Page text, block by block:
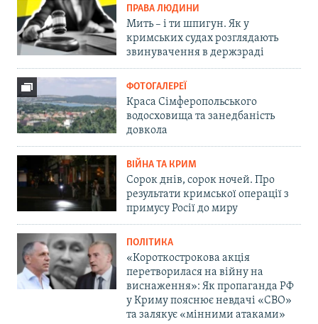
ПРАВА ЛЮДИНИ
Мить – і ти шпигун. Як у
кримських судах розглядають
звинувачення в держзраді
ФОТОГАЛЕРЕЇ
Краса Сімферопольського
водосховища та занедбаність
довкола
ВІЙНА ТА КРИМ
Сорок днів, сорок ночей. Про
результати кримської операції з
примусу Росії до миру
ПОЛІТИКА
«Короткострокова акція
перетворилася на війну на
виснаження»: Як пропаганда РФ
у Криму пояснює невдачі «СВО»
та залякує «мінними атаками»